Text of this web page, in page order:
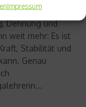
Impressum
Alltag
Dehnung und
weit mehr: Es ist
Stabilität und
Genau